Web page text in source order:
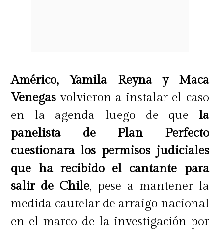
Américo, Yamila Reyna y Maca
Venegas volvieron a instalar el caso
en la agenda luego de que la
panelista de Plan Perfecto
cuestionara los permisos judiciales
que ha recibido el cantante para
salir de Chile, pese a mantener la
medida cautelar de arraigo nacional
en el marco de la investigación por